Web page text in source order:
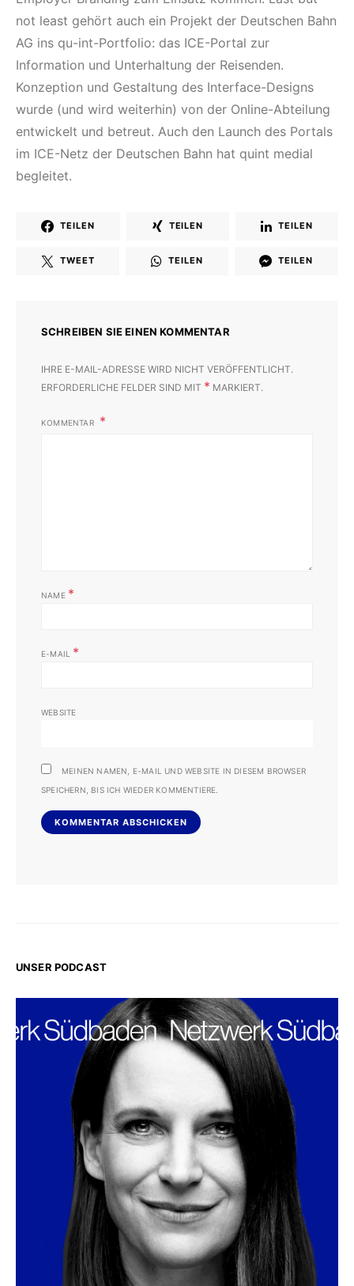
not least gehört auch ein Projekt der Deutschen Bahn
AG ins qu-int-Portfolio: das ICE-Portal zur
Information und Unterhaltung der Reisenden.
Konzeption und Gestaltung des Interface-Designs
wurde (und wird weiterhin) von der Online-Abteilung
entwickelt und betreut. Auch den Launch des Portals
im ICE-Netz der Deutschen Bahn hat quint medial
begleitet.
TEILEN TEILEN TEILEN
TWEET TEILEN TEILEN
SCHREIBEN SIE EINEN KOMMENTAR
IHRE E-MAIL-ADRESSE WIRD NICHT VERÖFFENTLICHT.
ERFORDERLICHE FELDER SIND MIT * MARKIERT.
KOMMENTAR
NAME *
E-MAIL *
WEBSITE
MEINEN NAMEN, E-MAIL UND WEBSITE IN DIESEM BROWSER
SPEICHERN, BIS ICH WIEDER KOMMENTIERE.
UNSER PODCAST